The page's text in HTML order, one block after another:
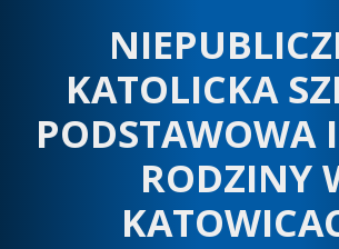
KATOLICKA
PODSTAWOWA
RODZINY